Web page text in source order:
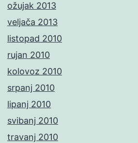
ožujak 2013
veljača 2013
listopad 2010
rujan 2010
kolovoz 2010
srpanj 2010
lipanj 2010
svibanj 2010
travanj 2010